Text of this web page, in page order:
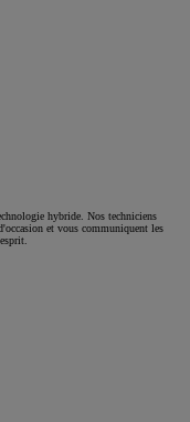
hybride. Nos techniciens
et vous communiquent les